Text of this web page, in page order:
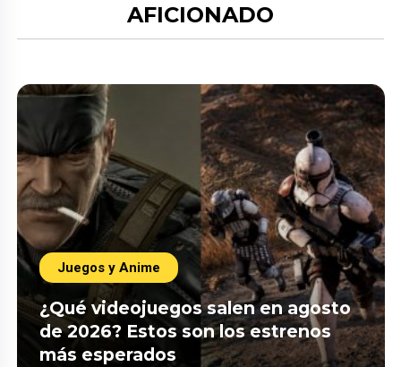
AFICIONADO
Juegos y Anime
¿Qué videojuegos salen en agosto
de 2026? Estos son los estrenos
más esperados